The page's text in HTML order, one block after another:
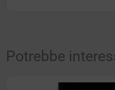
Potrebbe